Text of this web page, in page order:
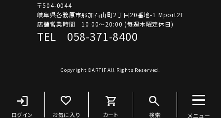
〒504-0044
岐阜県各務原市那加石山町2丁目20番地-1 Mport2F
店舗営業時間 10:00～20:00 (毎週木曜定休日)
TEL 058-371-8400
Copyright ©ARTIF All Rights Reserved.